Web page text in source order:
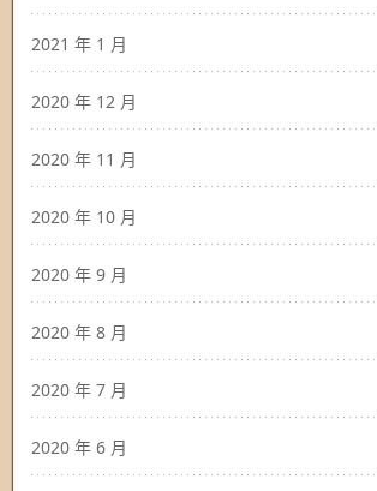
2021 年 1 月
2020 年 12 月
2020 年 11 月
2020 年 10 月
2020 年 9 月
2020 年 8 月
2020 年 7 月
2020 年 6 月